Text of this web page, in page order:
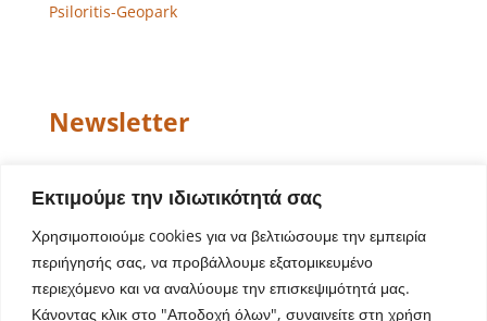
Εκτιμούμε την ιδιωτικότητά σας
Χρησιμοποιούμε cookies για να βελτιώσουμε την εμπειρία
περιήγησής σας, να προβάλλουμε εξατομικευμένο
περιεχόμενο και να αναλύουμε την επισκεψιμότητά μας.
Κάνοντας κλικ στο "Αποδοχή όλων", συναινείτε στη χρήση
Psiloritis-Geopark
Newsletter